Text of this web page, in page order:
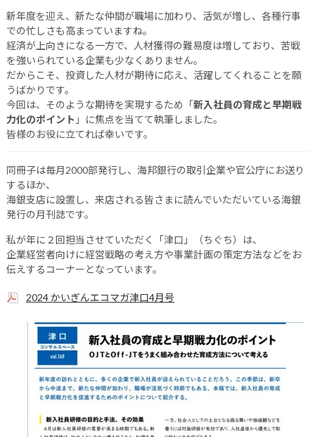
新年度を迎え、新たな仲間が職場に加わり、活気が増し、各種行事
での忙しさも高まっていますね。
経済が上向きになる一方で、人材獲得の難易度は増しており、苦戦
を強いられている企業も少なくありません。
だからこそ、投資した人材が期待に応え、活躍してくれることを願
うばかりです。
今回は、そのような期待を実現するため「新入社員の育成と早期戦
力化のポイント 」に焦点を当てて執筆しました。
皆様のお役に立てれば幸いです。
同冊子は毎月2000部発行し、海邦銀行の取引企業や官公庁にお送り
するほか、
海銀支店に設置し、来店される皆さまに読んでいただいている海銀
発行の月刊誌です。
私が年に２回担当させていただく「津口」（ちぐち）は、
企業経営者向けに経営戦略の考え方や事業計画の策定方法などをお
伝えするコーナーとなっています。
2024 かいぎんエコマガ津口4月号